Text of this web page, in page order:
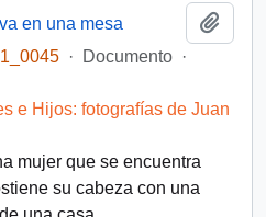
en una mesa
· Documento ·
e Hijos: fotografías de Juan
mujer que se encuentra
su cabeza con una